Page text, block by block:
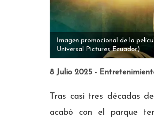
Imagen promocional de la
Universal Pictures Ecuador)
8 Julio 2025 -
Tras casi tres décadas
acabó con el parque